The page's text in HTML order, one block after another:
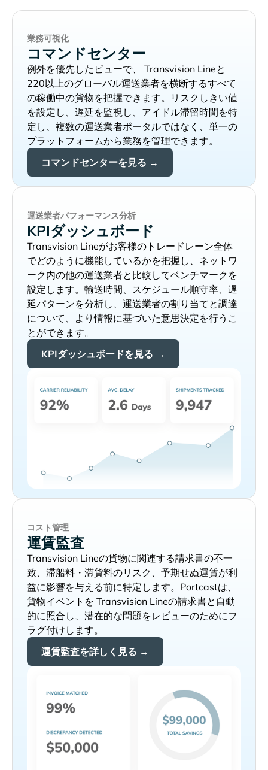
業務可視化
コマンドセンター
例外を優先したビューで、
と
220以上のグローバル運送業者を横断するすべて
の稼働中の貨物を把握できます。リスクしきい値
を設定し、遅延を監視し、アイドル滞留時間を特
定し、複数の運送業者ポータルではなく、単一の
プラットフォームから業務を管理できます。
コマンドセンターを見る →
運送業者パフォーマンス分析
KPIダッシュボード
がお客様のトレードレーン全体
でどのように機能しているかを把握し、ネットワ
ーク内の他の運送業者と比較してベンチマークを
設定します。輸送時間、スケジュール順守率、遅
延パターンを分析し、運送業者の割り当てと調達
について、より情報に基づいた意思決定を行うこ
とができます。
KPIダッシュボードを見る →
コスト管理
運賃監査
の貨物に関連する請求書の不一
致、滞船料・滞貨料のリスク、予期せぬ運賃が利
益に影響を与える前に特定します。Portcastは、
貨物イベントを
の請求書と自動
的に照合し、潜在的な問題をレビューのためにフ
ラグ付けします。
運賃監査を詳しく見る →